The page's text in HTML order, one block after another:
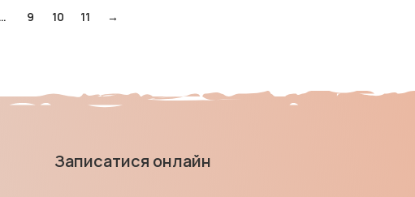
… 9 10 11 →
Записатися онлайн